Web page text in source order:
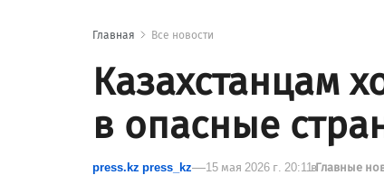
Главная Все новости
Казахстанцам
в опасные
press.kz press_kz 15 мая 2026 г. 20:11вГлавные